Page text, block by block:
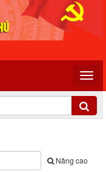
Nâng cao